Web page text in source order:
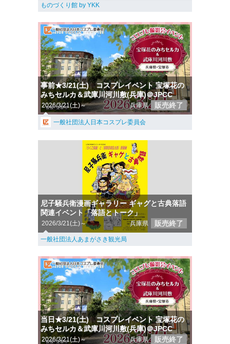
ものづくり館 by YKK
事前★3/21(土) コスプレイベント 宝塚花の
みちセルカ＆武庫川河川敷(兵庫)＠JPCC
2026/3/21(土)～ 兵庫県 販売終了
一般社団法人日本コスプレ委員会
尼子騒兵衛漫画ギャラリー ギャグと古典落語
関連イベント「落語とトーク」
2026/3/21(土)～ 兵庫県 販売終了
一般社団法人あまがさき観光局
当日★3/21(土) コスプレイベント 宝塚花の
みちセルカ＆武庫川河川敷(兵庫)＠JPCC
2026/3/21(土)～ 兵庫県 販売終了